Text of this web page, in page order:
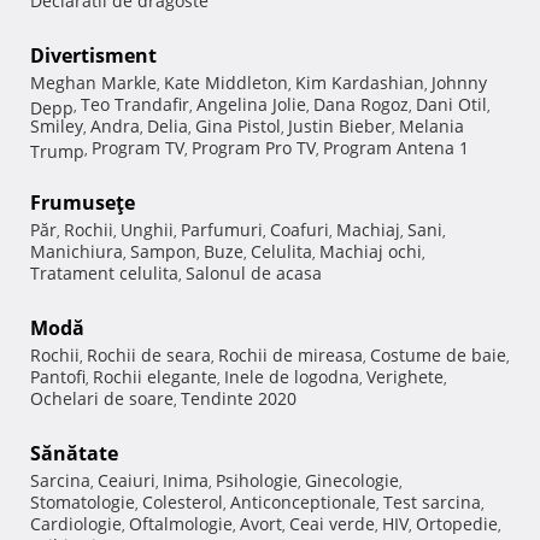
Divertisment
Meghan Markle, Kate Middleton, Kim Kardashian, Johnny
Depp, Teo Trandafir, Angelina Jolie, Dana Rogoz, Dani Otil,
Smiley, Andra, Delia, Gina Pistol, Justin Bieber, Melania
Trump, Program TV, Program Pro TV, Program Antena 1
Frumuseţe
Păr, Rochii, Unghii, Parfumuri, Coafuri, Machiaj, Sani,
Manichiura, Sampon, Buze, Celulita, Machiaj ochi,
Tratament celulita, Salonul de acasa
Modă
Rochii, Rochii de seara, Rochii de mireasa, Costume de baie,
Pantofi, Rochii elegante, Inele de logodna, Verighete,
Ochelari de soare, Tendinte 2020
Sănătate
Sarcina, Ceaiuri, Inima, Psihologie, Ginecologie,
Stomatologie, Colesterol, Anticonceptionale, Test sarcina,
Cardiologie, Oftalmologie, Avort, Ceai verde, HIV, Ortopedie,